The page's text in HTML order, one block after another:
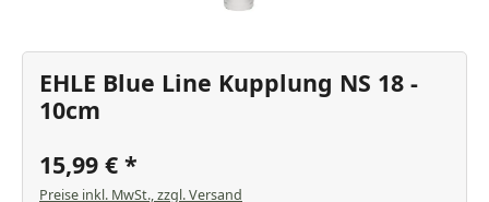
EHLE Blue Line Kupplung NS 18 -
10cm
15,99 €
Preise inkl. MwSt., zzgl. Versand